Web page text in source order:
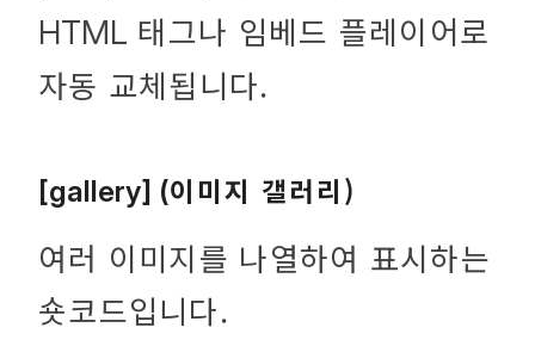
HTML 태그나 임베드 플레이어로
자동 교체됩니다.
[gallery] (이미지 갤러리)
여러 이미지를 나열하여 표시하는
숏코드입니다.